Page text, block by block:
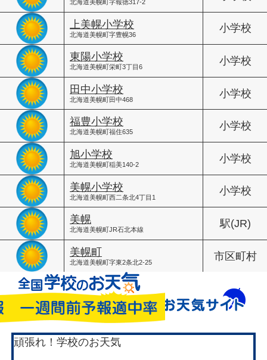
北海道美幌町字報徳317-2
上美幌小学校
北海道美幌町字豊幌36
小学校
東陽小学校
北海道美幌町栄町3丁目6
小学校
田中小学校
北海道美幌町田中468
小学校
福豊小学校
北海道美幌町福住635
小学校
旭小学校
北海道美幌町稲美140-2
小学校
美幌小学校
北海道美幌町西二条北4丁目1
小学校
美幌
北海道美幌町JR石北本線
駅(JR)
美幌町
北海道美幌町字東2条北2-25
市区町村
頑張れ！学校のお天気